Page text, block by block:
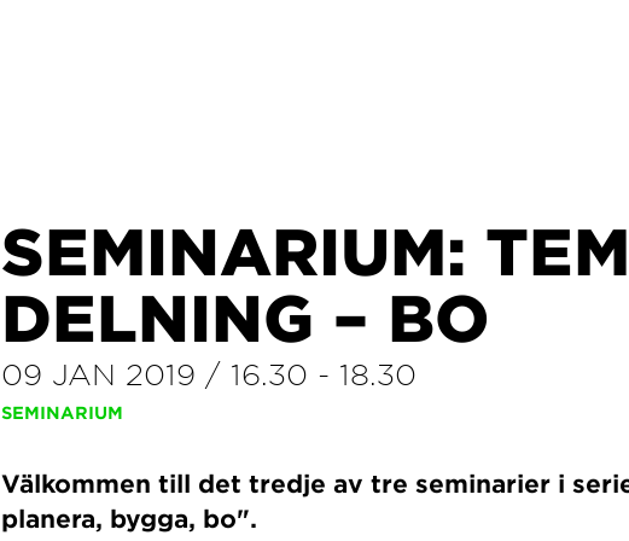
SEMINARIUM:
DELNING – BO
09 JAN 2019 / 16.30 - 18.30
SEMINARIUM
Välkommen till det tredje av tre seminarier i
planera, bygga, bo".